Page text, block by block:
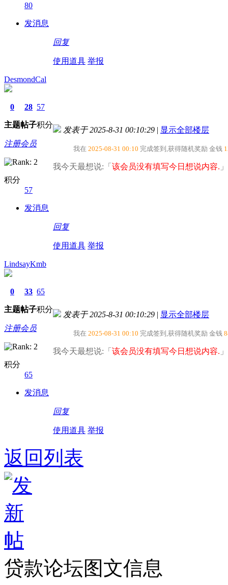
80
发消息
回复
使用道具 举报
DesmondCal
0
主题
28
帖子
57
积分
注册会员
积分
57
发消息
发表于 2025-8-31 00:10:29 | 显示全部楼层
我在 2025-08-31 00:10 完成签到,获得随机奖励 金钱
我今天最想说:「 该会员没有填写今日想说内容.
回复
使用道具 举报
LindsayKmb
0
主题
33
帖子
65
积分
注册会员
积分
65
发消息
发表于 2025-8-31 00:10:29 | 显示全部楼层
我在 2025-08-31 00:10 完成签到,获得随机奖励 金钱
我今天最想说:「 该会员没有填写今日想说内容.
回复
使用道具 举报
返回列表
贷款论坛图文信息